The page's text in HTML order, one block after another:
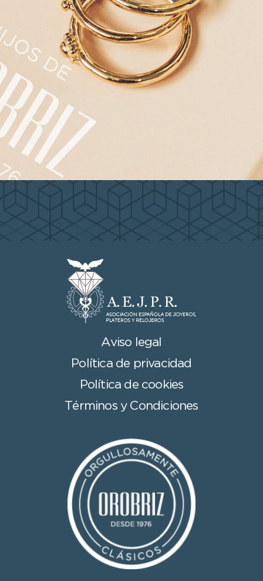
Aviso legal
Política de privacidad
Política de cookies
Términos y Condiciones